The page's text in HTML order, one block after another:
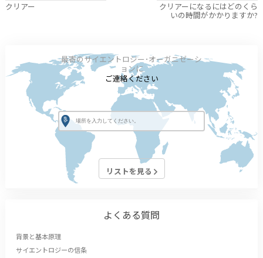
クリアー クリアーになるにはどのくら
いの時間がかかりますか?
最寄のサイエントロジー･オーガニゼーシ
ョンに
ご連絡ください
リストを見る
よくある質問
背景と基本原理
サイエントロジーの信条